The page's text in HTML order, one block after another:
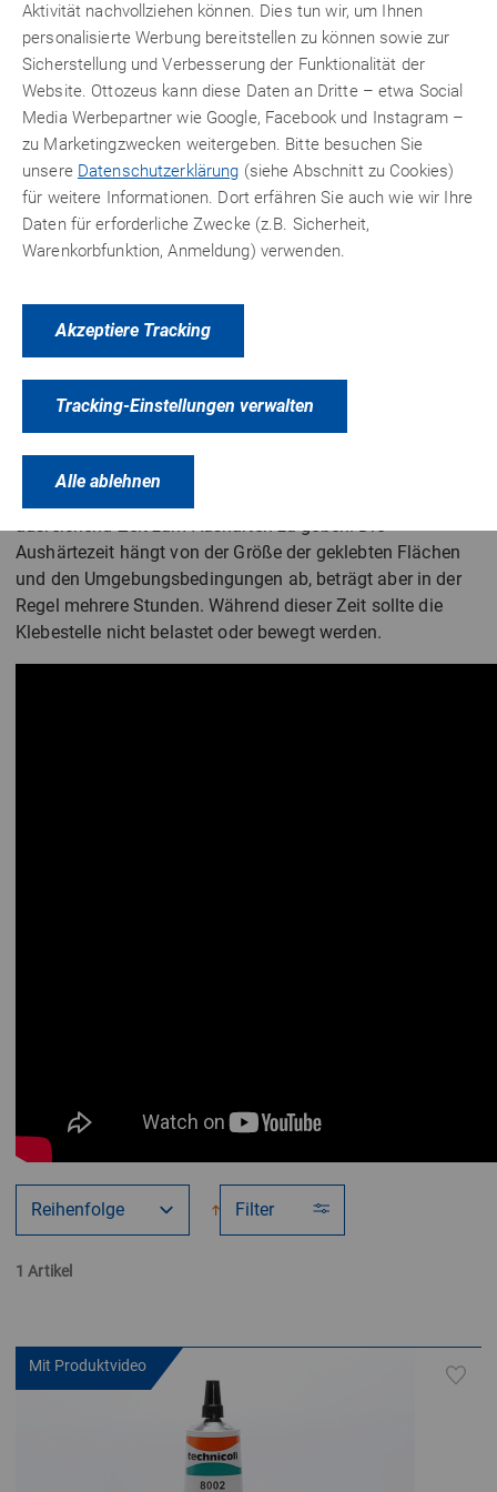
gewährleisten. Es ist wichtig, den Klebebereich sorgfältig
abzumessen und bei BedarfÜberlappungenvon einigen
Zentimeterneinzuplanen, insbesondere bei Folien, um eine
dichte Verbindung zu erzielen.
Die zu klebende Fläche mussgleichmäßigund
großflächigmit dem Klebstoff verteilt werden. Damit sich
der Klebstoff auf der Folie gut verteilt, muss er ordentlich
angedrückt werden. Der Klebstoff ist einseitig aufzutragen
undsofort (nass) zu verkleben . Die Verarbeitungszeit
eine Minute bei zweiseitigem Auftrag.
Eindringen von Wasser. Die enthaltenen Lösungsmittel
äußerst stabil und lang haltend.
Aushärtezeit hängt von der Größe der geklebten Flächen
und den Umgebungsbedingungen ab, beträgt aber in der
Regel mehrere Stunden. Während dieser Zeit sollte die
Klebestelle nicht belastet oder bewegt werden.
Filter
1 Artikel
Mit Produktvideo
Aktivität nachvollziehen können. Dies tun wir, um Ihnen
personalisierte Werbung bereitstellen zu können sowie zur
Sicherstellung und Verbesserung der Funktionalität der
Website. Ottozeus kann diese Daten an Dritte – etwa Social
Media Werbepartner wie Google, Facebook und Instagram –
zu Marketingzwecken weitergeben. Bitte besuchen Sie
unsere Datenschutzerklärung (siehe Abschnitt zu Cookies)
für weitere Informationen. Dort erfähren Sie auch wie wir Ihre
Daten für erforderliche Zwecke (z.B. Sicherheit,
Warenkorbfunktion, Anmeldung) verwenden.
Akzeptiere Tracking
Tracking-Einstellungen verwalten
Alle ablehnen